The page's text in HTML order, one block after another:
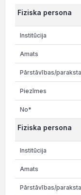
Fiziska persona
Fiziska persona